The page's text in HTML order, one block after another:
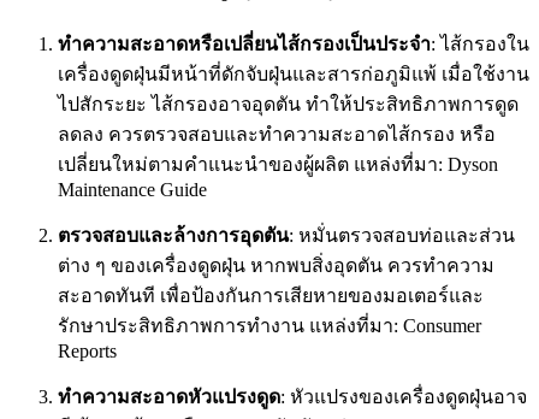
ทำความสะอาดหรือเปลี่ยนไส้กรองเป็นประจำ: ไส้กรองใน
เครื่องดูดฝุ่นมีหน้าที่ดักจับฝุ่นและสารก่อภูมิแพ้ เมื่อใช้งาน
ไปสักระยะ ไส้กรองอาจอุดตัน ทำให้ประสิทธิภาพการดูด
ลดลง ควรตรวจสอบและทำความสะอาดไส้กรอง หรือ
เปลี่ยนใหม่ตามคำแนะนำของผู้ผลิต แหล่งที่มา: Dyson
Maintenance Guide
ตรวจสอบและล้างการอุดตัน: หมั่นตรวจสอบท่อและส่วน
ต่าง ๆ ของเครื่องดูดฝุ่น หากพบสิ่งอุดตัน ควรทำความ
สะอาดทันที เพื่อป้องกันการเสียหายของมอเตอร์และ
รักษาประสิทธิภาพการทำงาน แหล่งที่มา: Consumer
Reports
ทำความสะอาดหัวแปรงดูด: หัวแปรงของเครื่องดูดฝุ่นอาจ